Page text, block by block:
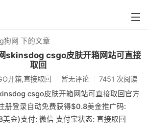
farmskins
88dog
flamecases
88hash-jp
狗网 下的文章
skinsdog csgo皮肤开箱网站可直接
取回
开箱,直接取回 暂无评论 7451 次阅读
csgo皮肤开箱网站可直接取回官方
册登录自动免费获得$0.8美金推广码:
金)支付: 微信 支付宝状态: 直接取回